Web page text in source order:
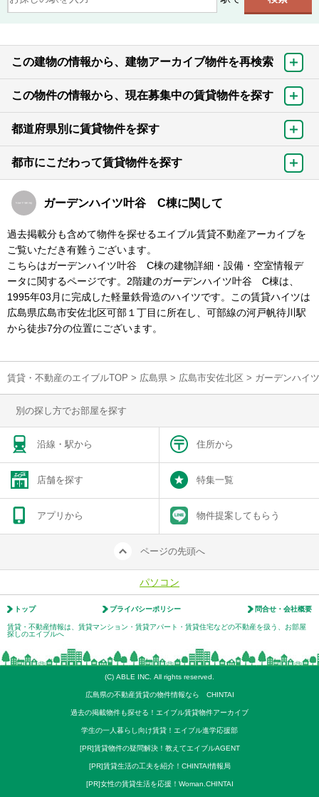
この建物の情報から、建物アーカイブ物件を再検索
この物件の情報から、現在募集中の賃貸物件を探す
都道府県別に賃貸物件を探す
都市にこだわって賃貸物件を探す
ガーデンハイツ叶谷 C棟に関して
過去掲載分も含めて物件を探せるエイブル賃貸不動産アーカイブを
ご覧いただき有難うございます。
こちらはガーデンハイツ叶谷 C棟の建物詳細・設備・空室情報デ
ータに関するページです。2階建のガーデンハイツ叶谷 C棟は、
1995年03月に完成した軽量鉄骨造のハイツです。この賃貸ハイツは
広島県広島市安佐北区可部１丁目に所在し、可部線の河戸帆待川駅
から徒歩7分の位置にございます。
賃貸・不動産のエイブルTOP > 広島県 > 広島市安佐北区 > ガーデンハイ
別の探し方でお部屋を探す
沿線・駅から 住所から
店舗を探す 特集一覧
アプリから 物件提案してもらう
ページの先頭へ
パソコン
トップ プライバシーポリシー 問合せ・会社概要
賃貸・不動産情報は、賃貸マンション・賃貸アパート・賃貸住宅などの不動産を扱う、お部屋
探しのエイブルへ
(C) ABLE INC. All rights reserved.
広島県の不動産賃貸の物件情報なら CHINTAI
過去の掲載物件も探せる！エイブル賃貸物件アーカイブ
学生の一人暮らし向け賃貸！エイブル進学応援部
[PR]賃貸物件の疑問解決！教えてエイブルAGENT
[PR]賃貸生活の工夫を紹介！CHINTAI情報局
[PR]女性の賃貸生活を応援！Woman.CHINTAI